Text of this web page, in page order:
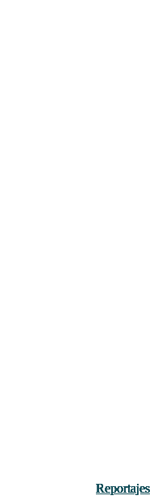
Reportajes
Reportajes
Reportajes
Reportajes
Reportajes
Reportajes
Reportajes
Reportajes
Reportajes